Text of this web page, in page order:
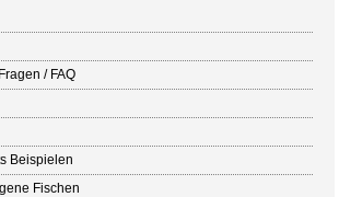
/ FAQ
Beispielen
Fischen